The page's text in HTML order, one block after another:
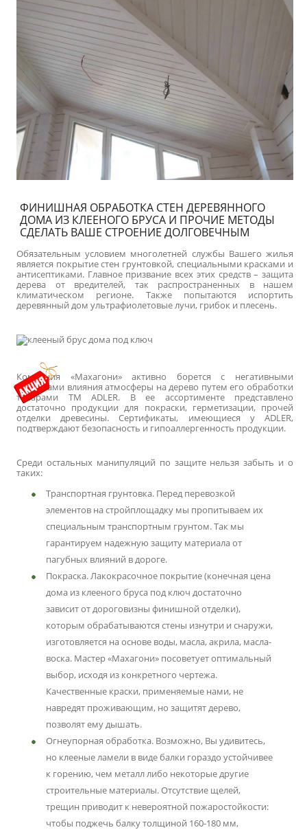
ФИНИШНАЯ ОБРАБОТКА СТЕН ДЕРЕВЯННОГО
ДОМА ИЗ КЛЕЕНОГО БРУСА И ПРОЧИЕ МЕТОДЫ
СДЕЛАТЬ ВАШЕ СТРОЕНИЕ ДОЛГОВЕЧНЫМ
Обязательным условием многолетней службы Вашего жилья
является покрытие стен грунтовкой, специальными красками и
антисептиками. Главное призвание всех этих средств – защита
дерева от вредителей, так распространенных в нашем
климатическом регионе. Также попытаются испортить
деревянный дом ультрафиолетовые лучи, грибок и плесень.
Компания «Махагони» активно борется с негативными
факторами влияния атмосферы на дерево путем его обработки
товарами ТМ ADLER. В ее ассортименте представлено
достаточно продукции для покраски, герметизации, прочей
отделки древесины. Сертификаты, имеющиеся у ADLER,
подтверждают безопасность и гипоаллергенность продукции.
Среди остальных манипуляций по защите нельзя забыть и о
таких:
Транспортная грунтовка. Перед перевозкой
элементов на стройплощадку мы пропитываем их
специальным транспортным грунтом. Так мы
гарантируем надежную защиту материала от
пагубных влияний в дороге.
Покраска. Лакокрасочное покрытие (конечная цена
дома из клееного бруса под ключ достаточно
зависит от дороговизны финишной отделки),
которым обрабатываются стены изнутри и снаружи,
изготовляется на основе воды, масла, акрила, масла-
воска. Мастер «Махагони» посоветует оптимальный
выбор, исходя из конкретного чертежа.
Качественные краски, применяемые нами, не
навредят проживающим, но защитят дерево,
позволят ему дышать.
Огнеупорная обработка. Возможно, Вы удивитесь,
но клееные ламели в виде балки гораздо устойчивее
к горению, чем металл либо некоторые другие
строительные материалы. Отсутствие щелей,
трещин приводит к невероятной пожаростойкости:
чтобы поджечь балку толщиной 160-180 мм,